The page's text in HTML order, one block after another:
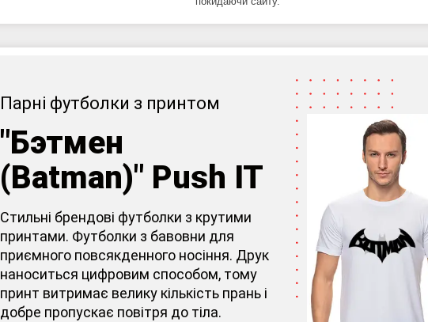
Парні футболки з принтом
"Бэтмен
(Batman)" Push IT
Стильні брендові футболки з крутими
принтами. Футболки з бавовни для
приємного повсякденного носіння. Друк
наноситься цифровим способом, тому
принт витримає велику кількість прань і
добре пропускає повітря до тіла.